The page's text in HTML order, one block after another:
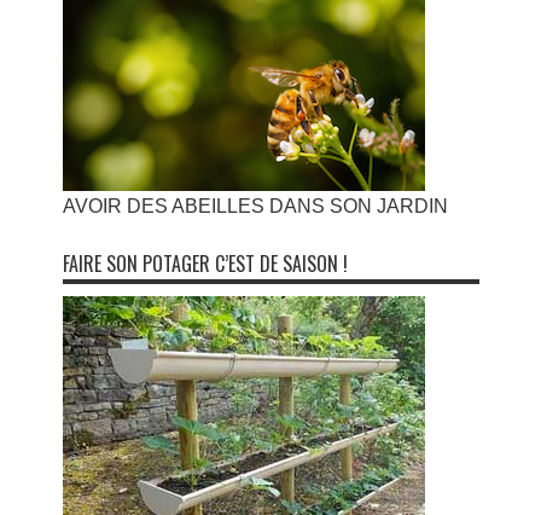
AVOIR DES ABEILLES DANS SON JARDIN
FAIRE SON POTAGER C’EST DE SAISON !